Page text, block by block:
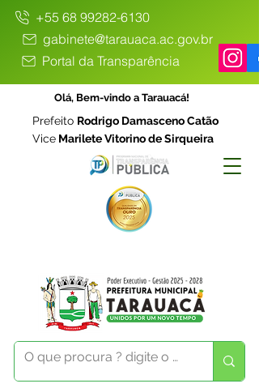
+55 68 99282-6130
gabinete@tarauaca.ac.gov.br
Portal da Transparência
Olá, Bem-vindo a Tarauacá!
Prefeito Rodrigo Damasceno Catão
Vice Marilete Vitorino de Sirqueira